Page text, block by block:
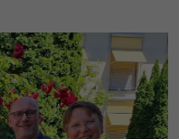
Betreiber dies